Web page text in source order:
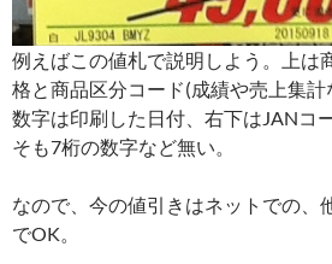
例えばこの値札で説明しよう。上は
格と商品区分コード(成績や売上集
数字は印刷した日付、右下はJANコ
そも7桁の数字など無い。
なので、今の値引きはネットでの、
でOK。